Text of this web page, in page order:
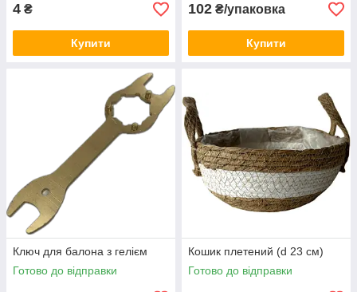
4 ₴
Купити
102 ₴/упаковка
Купити
Ключ для балона з гелієм
Готово до відправки
Кошик плетений (d 23 см)
Готово до відправки